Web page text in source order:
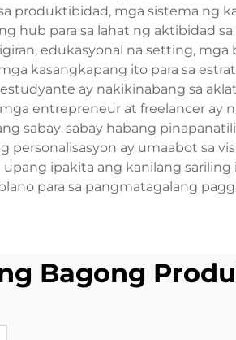
produktibidad, mga sistema ng
hub para sa lahat ng aktibidad
edukasyonal na setting,
kasangkapang ito para sa
ay nakikinabang sa
entrepreneur at freelancer ay
sabay-sabay habang
ay umaabot sa
ipakita ang kanilang
para sa pangmatagalang
Bagong